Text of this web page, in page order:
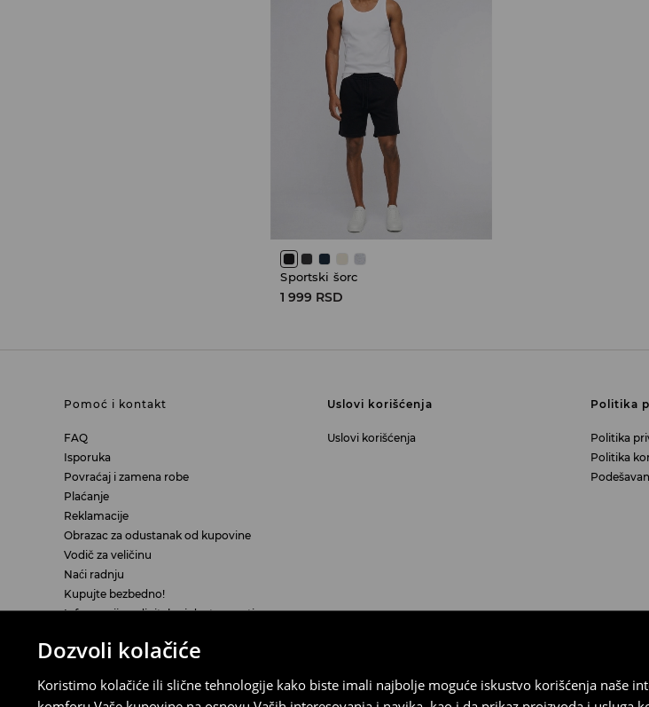
Dozvoli kolačiće
Koristimo kolačiće ili slične tehnologije kako biste imali najbolje moguće iskustvo korišćenja naše
Sportski šorc
1 999 RSD
Pomoć i kontakt
FAQ
Isporuka
Povraćaj i zamena robe
Plaćanje
Reklamacije
Obrazac za odustanak od kupovine
Vodič za veličinu
Naći radnju
Kupujte bezbedno!
Informacije o digitalnoj dostupnosti
Uslovi korišćenja
Uslovi korišćenja
Politika
Politika
Politika
LPP
O nama
Pressroom